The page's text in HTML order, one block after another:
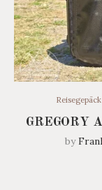
Reisegepäck
GREGORY
by